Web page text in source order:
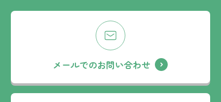
メールでのお問い合わせ